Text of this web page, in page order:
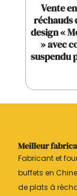
Vente
réchauds
design «
» avec
suspendu
Meilleur
Fabricant et
buffets en
de plats à